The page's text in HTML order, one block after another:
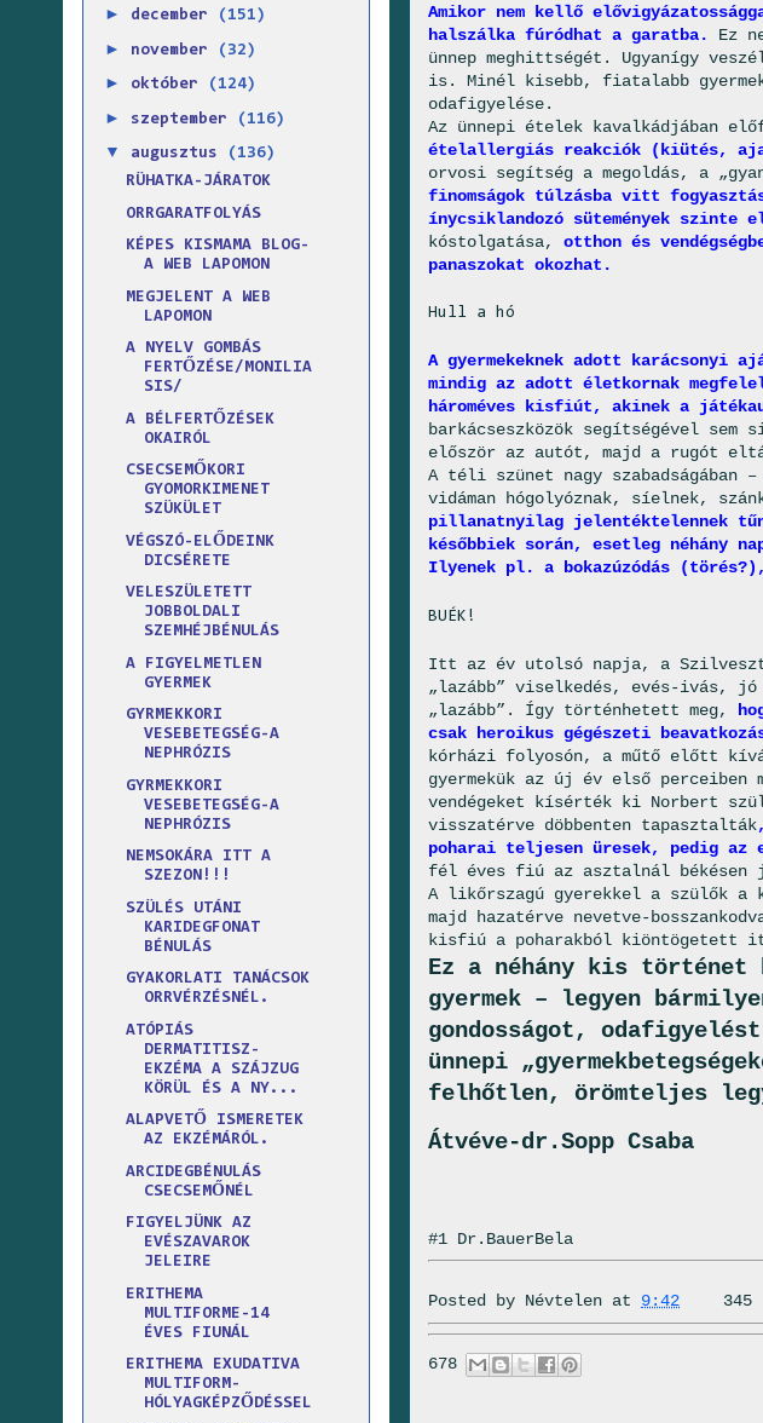
Amikor nem kellő
halszálka fúródhat a garatba.
Ez
ünnep meghittségét. Ugyanígy
is. Minél kisebb, fiatalabb
odafigyelése.
Az ünnepi ételek kavalkádjában
ételallergiás reakciók (kiütés,
orvosi segítség a megoldás, a
finomságok túlzásba vitt
ínycsiklandozó sütemények szinte
kóstolgatása, otthon és
panaszokat okozhat.
Hull a hó
A gyermekeknek adott karácsonyi
mindig az adott életkornak
hároméves kisfiút, akinek a
barkácseszközök segítségével
először az autót, majd a rugót
A téli szünet nagy szabadságában
vidáman hógolyóznak, síelnek,
pillanatnyilag jelentéktelennek
későbbiek során, esetleg néhány
Ilyenek pl. a bokazúzódás
BUÉK!
Itt az év utolsó napja, a
„lazább” viselkedés, evés-ivás,
„lazább”. Így történhetett meg,
csak heroikus gégészeti
kórházi folyosón, a műtő előtt
gyermekük az új év első
vendégeket kísérték ki Norbert
visszatérve döbbenten tapasztalták
poharai teljesen üresek, pedig az
fél éves fiú az asztalnál békésen
A likőrszagú gyerekkel a szülők a
majd hazatérve nevetve-
kisfiú a poharakból kiöntögetett
Ez a néhány kis történet
gyermek – legyen
gondosságot,
ünnepi
felhőtlen, örömteljes
Átvéve-dr.Sopp Csaba
#1 Dr.BauerBela
Posted by Névtelen at 9:42 345
678
► december (151)
► november (32)
► október (124)
► szeptember (116)
▼ augusztus
(136)
RÜHATKA-JÁRATOK
ORRGARATFOLYÁS
KÉPES KISMAMA BLOG-
A WEB LAPOMON
MEGJELENT A WEB
LAPOMON
A NYELV GOMBÁS
FERTŐZÉSE/MONILIA
SIS/
A BÉLFERTŐZÉSEK
OKAIRÓL
CSECSEMŐKORI
GYOMORKIMENET
SZÜKÜLET
VÉGSZÓ-ELŐDEINK
DICSÉRETE
VELESZÜLETETT
JOBBOLDALI
SZEMHÉJBÉNULÁS
A FIGYELMETLEN
GYERMEK
GYRMEKKORI
VESEBETEGSÉG-A
NEPHRÓZIS
GYRMEKKORI
VESEBETEGSÉG-A
NEPHRÓZIS
NEMSOKÁRA ITT A
SZEZON!!!
SZÜLÉS UTÁNI
KARIDEGFONAT
BÉNULÁS
GYAKORLATI TANÁCSOK
ORRVÉRZÉSNÉL.
ATÓPIÁS
DERMATITISZ-
EKZÉMA A SZÁJZUG
KÖRÜL ÉS A NY...
ALAPVETŐ ISMERETEK
AZ EKZÉMÁRÓL.
ARCIDEGBÉNULÁS
CSECSEMŐNÉL
FIGYELJÜNK AZ
EVÉSZAVAROK
JELEIRE
ERITHEMA
MULTIFORME-14
ÉVES FIUNÁL
ERITHEMA EXUDATIVA
MULTIFORM-
HÓLYAGKÉPZŐDÉSSEL